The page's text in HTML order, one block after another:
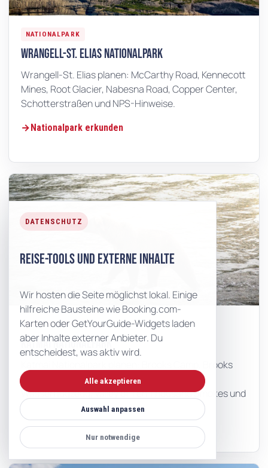
NATIONALPARK
Wrangell-St. Elias Nationalpark
Wrangell-St. Elias planen: McCarthy Road, Kennecott
Mines, Root Glacier, Nabesna Road, Copper Center,
Schotterstraßen und NPS-Hinweise.
Nationalpark erkunden
NATIONALPARK
Katmai Nationalpark
Katmai Nationalpark planen: Brooks Camp, Brooks
Falls, Bärenbeobachtung, King Salmon,
Wasserflugzeug, Valley of Ten Thousand Smokes und
Sicherheit.
Nationalpark erkunden
DATENSCHUTZ
Reise-Tools und externe Inhalte
Wir hosten die Seite möglichst lokal. Einige
hilfreiche Bausteine wie Booking.com-
Karten oder GetYourGuide-Widgets laden
aber Inhalte externer Anbieter. Du
entscheidest, was aktiv wird.
Alle akzeptieren
Auswahl anpassen
Nur notwendige